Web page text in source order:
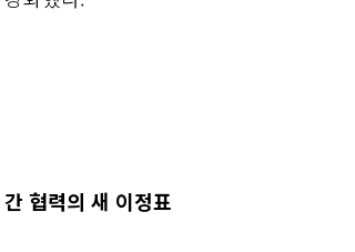
협력의 새 이정표